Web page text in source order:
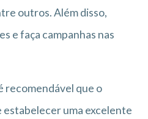
outros. Além disso,
e faça campanhas nas
recomendável que o
uma excelente